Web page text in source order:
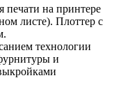
печати на принтере
листе). Плоттер с
технологии
и